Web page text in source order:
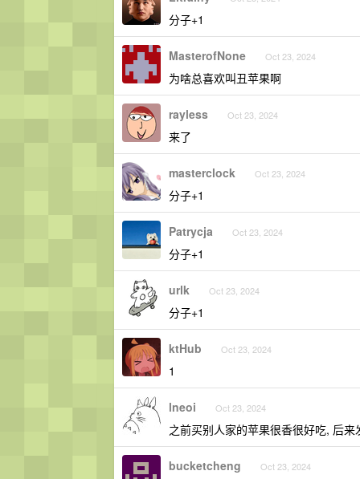
分子+1
MasterofNone Oct 23, 2024
为啥总喜欢叫丑苹果啊
rayless Oct 23, 2024
来了
masterclock Oct 23, 2024
分子+1
Patrycja Oct 23, 2024
分子+1
urlk Oct 23, 2024
分子+1
ktHub Oct 23, 2024
1
lneoi Oct 23, 2024
之前买别人家的苹果很香很好吃, 后
bucketcheng Oct 23, 2024